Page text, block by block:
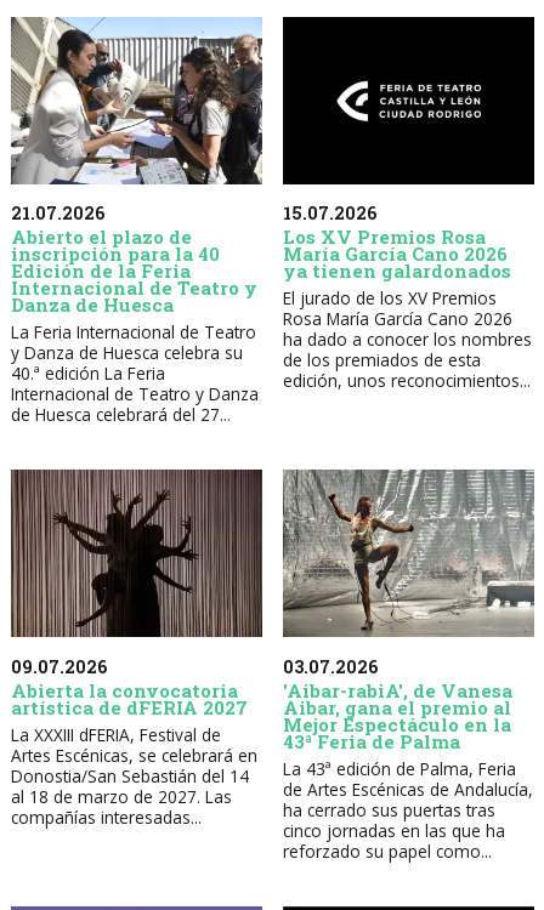
21.07.2026
Abierto el plazo de
inscripción para la 40
Edición de la Feria
Internacional de Teatro y
Danza de Huesca
La Feria Internacional de Teatro
y Danza de Huesca celebra su
40.ª edición La Feria
Internacional de Teatro y Danza
de Huesca celebrará del 27...
15.07.2026
Los XV Premios Rosa
María García Cano 2026
ya tienen galardonados
El jurado de los XV Premios
Rosa María García Cano 2026
ha dado a conocer los nombres
de los premiados de esta
edición, unos reconocimientos...
09.07.2026
Abierta la convocatoria
artística de dFERIA 2027
La XXXIII dFERIA, Festival de
Artes Escénicas, se celebrará en
Donostia/San Sebastián del 14
al 18 de marzo de 2027. Las
compañías interesadas...
03.07.2026
'Aibar-rabiA', de Vanesa
Aibar, gana el premio al
Mejor Espectáculo en la
43ª Feria de Palma
La 43ª edición de Palma, Feria
de Artes Escénicas de Andalucía,
ha cerrado sus puertas tras
cinco jornadas en las que ha
reforzado su papel como...